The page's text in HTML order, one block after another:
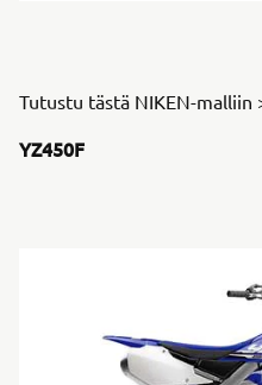
Tutustu tästä NIKEN-malliin
YZ450F